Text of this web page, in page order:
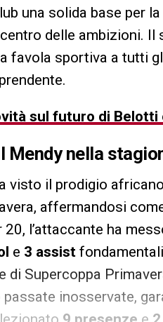
una solida base per
delle ambizioni. Il
favola sportiva a tutti
sul futuro di Belotti
Mendynella
visto il prodigio
affermandosi
l’attaccante ha
e 3 assist
Supercoppa
inosservate,